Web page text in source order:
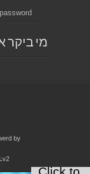
מי ביקר
by